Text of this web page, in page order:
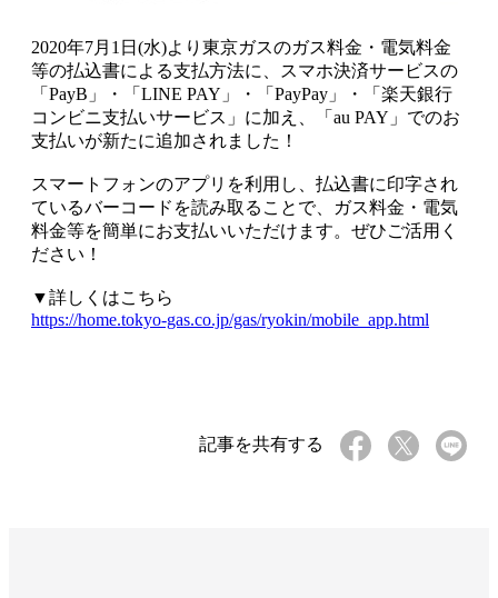
2020年7月1日(水)より東京ガスのガス料金・電気料金
等の払込書による支払方法に、スマホ決済サービスの
「PayB」・「LINE PAY」・「PayPay」・「楽天銀行
コンビニ支払いサービス」に加え、「au PAY」でのお
支払いが新たに追加されました！
スマートフォンのアプリを利用し、払込書に印字され
ているバーコードを読み取ることで、ガス料金・電気
料金等を簡単にお支払いいただけます。ぜひご活用く
ださい！
▼詳しくはこちら
https://home.tokyo-gas.co.jp/gas/ryokin/mobile_app.html
記事を共有する